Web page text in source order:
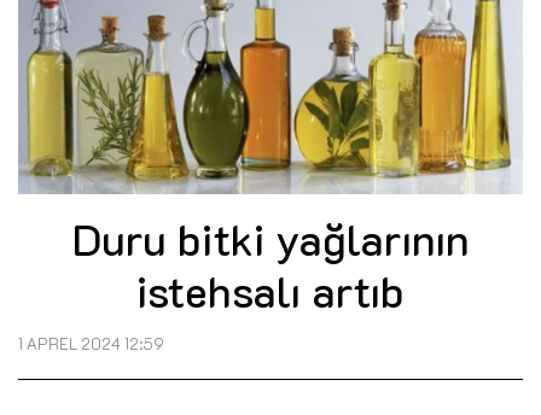
Duru bitki yağlarının
istehsalı artıb
1 APREL 2024 12:59